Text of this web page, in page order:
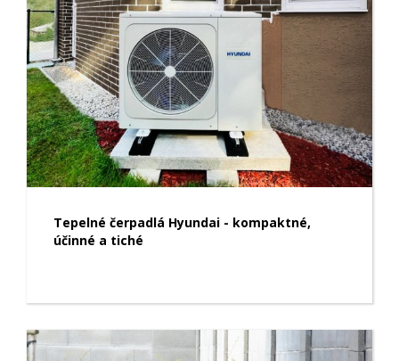
Tepelné čerpadlá Hyundai - kompaktné,
účinné a tiché